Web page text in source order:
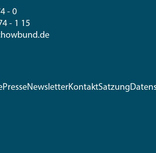
- 0
- 1 15
PresseNewsletterKontaktSatzung